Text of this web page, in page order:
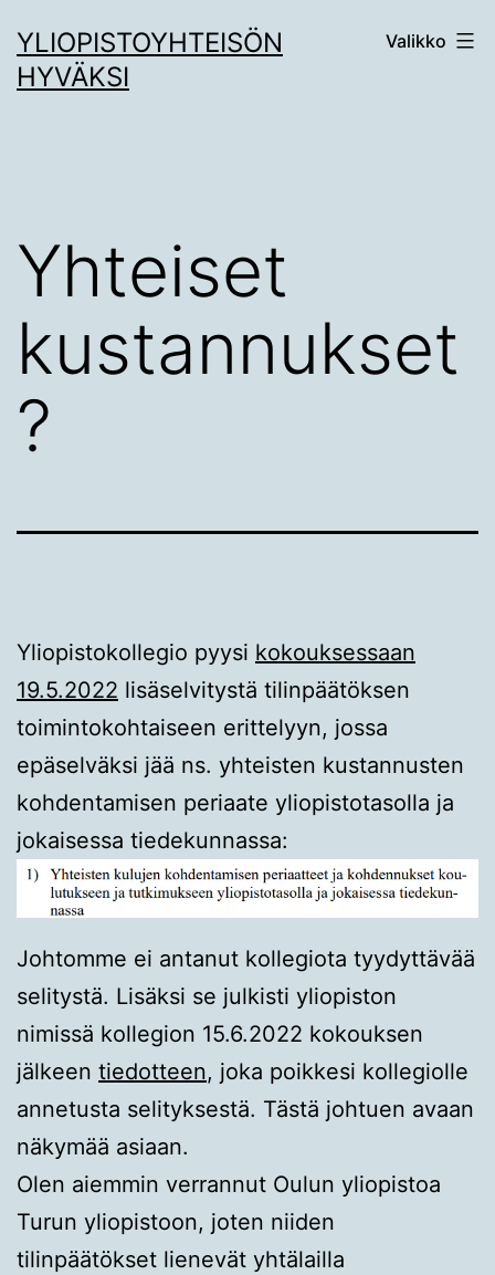
sisältöön
YLIOPISTOYHTEISÖN
HYVÄKSI
Valikko
Yhteiset
kustannukset
?
Yliopistokollegio pyysi kokouksessaan
19.5.2022 lisäselvitystä tilinpäätöksen
toimintokohtaiseen erittelyyn, jossa
epäselväksi jää ns. yhteisten kustannusten
kohdentamisen periaate yliopistotasolla ja
jokaisessa tiedekunnassa:
Johtomme ei antanut kollegiota tyydyttävää
selitystä. Lisäksi se julkisti yliopiston
nimissä kollegion 15.6.2022 kokouksen
jälkeen tiedotteen, joka poikkesi kollegiolle
annetusta selityksestä. Tästä johtuen avaan
näkymää asiaan.
Olen aiemmin verrannut Oulun yliopistoa
Turun yliopistoon, joten niiden
tilinpäätökset lienevät yhtälailla